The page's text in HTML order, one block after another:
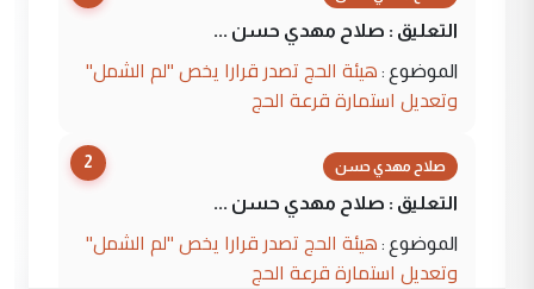
التعليق : صلاح مهدي حسن ...
الموضوع : هيئة الحج تصدر قرارا يخص "لم الشمل"
وتعديل استمارة قرعة الحج
2 صلاح مهدي حسن
التعليق : صلاح مهدي حسن ...
الموضوع : هيئة الحج تصدر قرارا يخص "لم الشمل"
وتعديل استمارة قرعة الحج